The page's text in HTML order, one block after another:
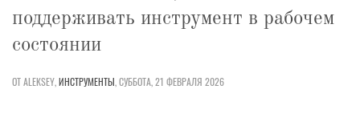
поддерживать инструмент в рабочем
состоянии
ОТ ALEKSEY,ИНСТРУМЕНТЫ,СУББОТА, 21 ФЕВРАЛЯ 2026